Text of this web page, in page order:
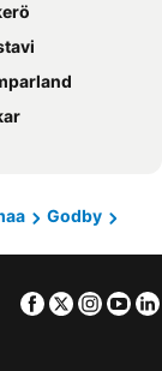
Godby
Facebook
Twitter